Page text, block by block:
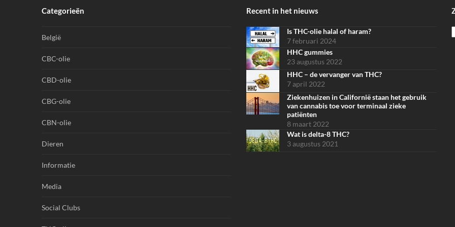
Categorieën
België
CBC-olie
CBD-olie
CBG-olie
CBN-olie
Dieren
Informatie
Media
Social Clubs
Recent in het nieuws
Is THC-olie halal of haram?
7 februari 2024
HHC gummies
23 augustus 2022
HHC – de vervanger van THC?
7 april 2022
Ziekenhuizen in Californië staan het gebruik
van cannabis toe voor terminaal zieke
patiënten
8 maart 2022
Wat is delta-8 THC?
3 augustus 2021